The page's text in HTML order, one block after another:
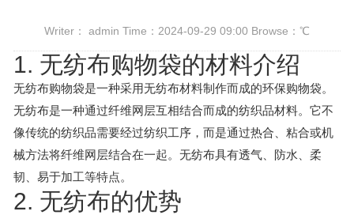
Writer： admin Time：2024-09-29 09:00 Browse： ℃
1. 无纺布购物袋的材料介绍
无纺布购物袋是一种采用无纺布材料制作而成的环保购物袋。
无纺布是一种通过纤维网层互相结合而成的纺织品材料。它不
像传统的纺织品需要经过纺织工序，而是通过热合、粘合或机
械方法将纤维网层结合在一起。无纺布具有透气、防水、柔
韧、易于加工等特点。
2. 无纺布的优势